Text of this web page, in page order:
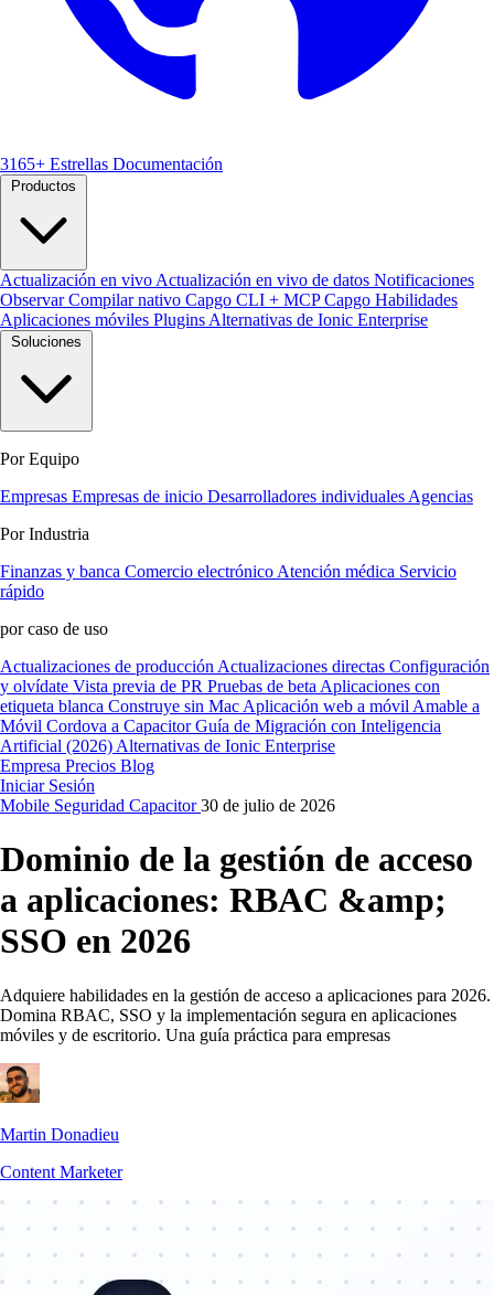
3165+ Estrellas Documentación
Productos
Actualización en vivo Actualización en vivo de datos Notificaciones
ObservarCompilar nativo Capgo CLI + MCPCapgo Habilidades
Aplicaciones móviles Plugins Alternativas de Ionic Enterprise
Soluciones
Por Equipo
Empresas Empresas de inicio Desarrolladores individuales Agencias
Por Industria
Finanzas y banca Comercio electrónico Atención médica Servicio
rápido
por caso de uso
Actualizaciones de producción Actualizaciones directas Configuración
y olvídate Vista previa de PR Pruebas de beta Aplicaciones con
etiqueta blanca Construye sin Mac Aplicación web a móvil Amable a
Móvil Cordova a CapacitorGuía de Migración con Inteligencia
Artificial (2026) Alternativas de Ionic Enterprise
Empresa Precios Blog
Iniciar Sesión
Mobile Seguridad Capacitor30 de julio de 2026
Dominio de la gestión de acceso
a aplicaciones: RBAC &amp;
SSO en 2026
Adquiere habilidades en la gestión de acceso a aplicaciones para 2026.
Domina RBAC, SSO y la implementación segura en aplicaciones
móviles y de escritorio. Una guía práctica para empresas
Martin Donadieu
Content Marketer